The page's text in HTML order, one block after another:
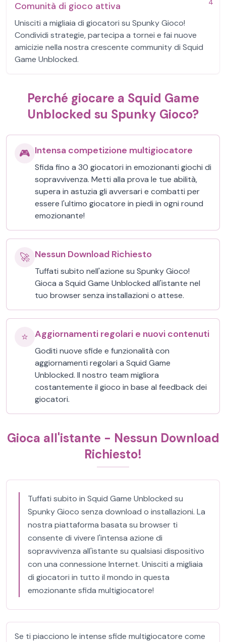
4
Comunità di gioco attiva
Unisciti a migliaia di giocatori su Spunky Gioco!
Condividi strategie, partecipa a tornei e fai nuove
amicizie nella nostra crescente community di Squid
Game Unblocked.
Perché giocare a Squid Game
Unblocked su Spunky Gioco?
🎮 Intensa competizione multigiocatore
Sfida fino a 30 giocatori in emozionanti giochi di
sopravvivenza. Metti alla prova le tue abilità,
supera in astuzia gli avversari e combatti per
essere l'ultimo giocatore in piedi in ogni round
emozionante!
🚀 Nessun Download Richiesto
Tuffati subito nell'azione su Spunky Gioco!
Gioca a Squid Game Unblocked all'istante nel
tuo browser senza installazioni o attese.
⭐ Aggiornamenti regolari e nuovi contenuti
Goditi nuove sfide e funzionalità con
aggiornamenti regolari a Squid Game
Unblocked. Il nostro team migliora
costantemente il gioco in base al feedback dei
giocatori.
Gioca all'istante - Nessun Download
Richiesto!
Tuffati subito in Squid Game Unblocked su
Spunky Gioco senza download o installazioni. La
nostra piattaforma basata su browser ti
consente di vivere l'intensa azione di
sopravvivenza all'istante su qualsiasi dispositivo
con una connessione Internet. Unisciti a migliaia
di giocatori in tutto il mondo in questa
emozionante sfida multigiocatore!
Se ti piacciono le intense sfide multigiocatore come